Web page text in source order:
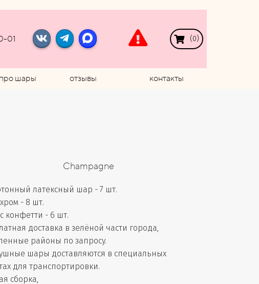
01 ( 0 )
шары отзывы контакты
Champagne
латексный шар - 7 шт.
- 8 шт.
конфетти - 6 шт.
доставка в зелёной части города,
районы по запросу.
шары доставляются в специальных
для транспортировки.
сборка,